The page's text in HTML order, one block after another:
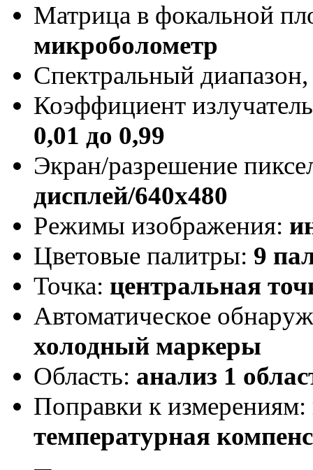
Матрица в фокальной
микроболометр
Спектральный
Коэффициент
0,01 до 0,99
Экран/разрешение
дисплей/640x480
Режимы изображения:
Цветовые палитры: 9
Точка: центральная
Автоматическое
холодный маркеры
Область: анализ 1
Поправки к измерениям:
температурная